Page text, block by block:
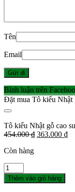
Tên
Email
Bình luận trên
Đặt mua Tô kiểu Nhật
Tô kiểu Nhật gỗ cao
454.000₫ Giá
363.000 ₫Giá
Còn hàng
Số
lượng
Thêm vào giỏ hàng